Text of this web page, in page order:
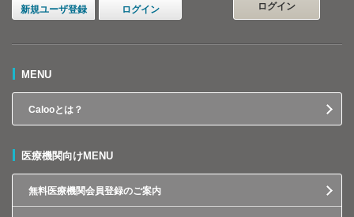
新規ユーザ登録 ログイン
ログイン
MENU
Calooとは？
医療機関向けMENU
無料医療機関会員登録のご案内